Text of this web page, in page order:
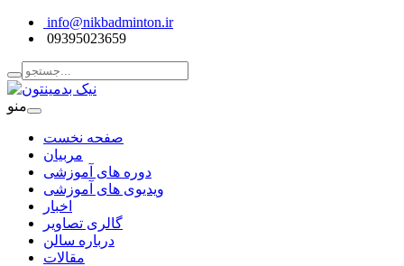
info@nikbadminton.ir
09395023659
منو
صفحه نخست
مربیان
دوره های آموزشی
ویدیوی های آموزشی
اخبار
گالری تصاویر
درباره سالن
مقالات